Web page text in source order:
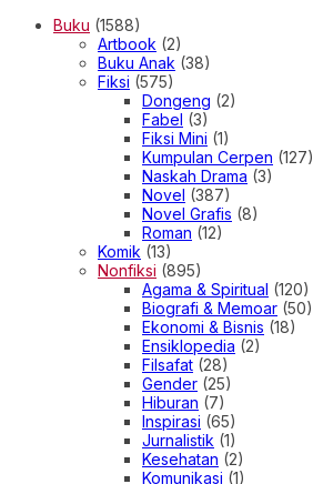
Buku (1588)
Artbook (2)
Buku Anak (38)
Fiksi (575)
Dongeng (2)
Fabel (3)
Fiksi Mini (1)
Kumpulan Cerpen (127)
Naskah Drama (3)
Novel (387)
Novel Grafis (8)
Roman (12)
Komik (13)
Nonfiksi (895)
Agama & Spiritual (120)
Biografi & Memoar (50)
Ekonomi & Bisnis (18)
Ensiklopedia (2)
Filsafat (28)
Gender (25)
Hiburan (7)
Inspirasi (65)
Jurnalistik (1)
Kesehatan (2)
Komunikasi (1)